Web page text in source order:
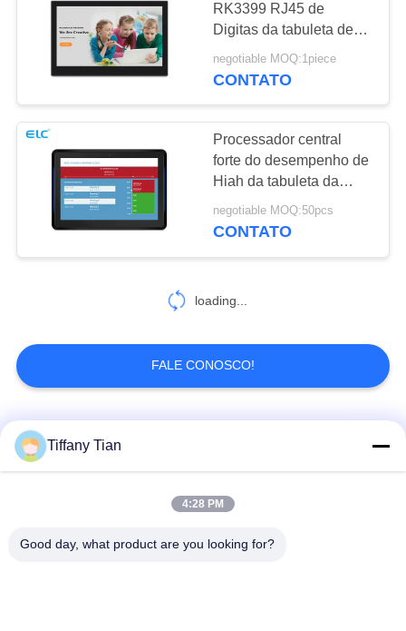
Calendários digitais
Tablet doméstico
6
RK3399 RJ45 de
Digitas da tabuleta de
Android para o
banco/supermercado/
negotiable MOQ:1piece
CONTATO
Processador central
forte do desempenho de
Hiah da tabuleta da
exposição da sala de
reunião do ponto de
negotiable MOQ:50pcs
CONTATO
loading...
FALE CONOSCO!
Categorias populares
Soluções de Exibição
Tiffany Tian
4:28 PM
Good day, what product are you looking for?